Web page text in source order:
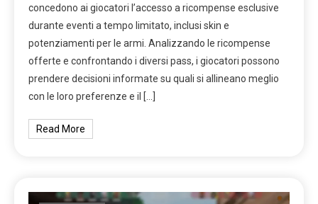
concedono ai giocatori l’accesso a ricompense esclusive
durante eventi a tempo limitato, inclusi skin e
potenziamenti per le armi. Analizzando le ricompense
offerte e confrontando i diversi pass, i giocatori possono
prendere decisioni informate su quali si allineano meglio
con le loro preferenze e il […]
Read More